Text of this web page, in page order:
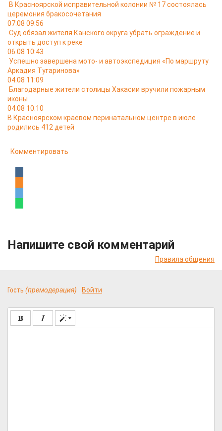
В Красноярской исправительной колонии № 17 состоялась
церемония бракосочетания
07.08 09:56
Суд обязал жителя Канского округа убрать ограждение и
открыть доступ к реке
06.08 10:43
Успешно завершена мото- и автоэкспедиция «По маршруту
Аркадия Тугаринова»
04.08 11:09
Благодарные жители столицы Хакасии вручили пожарным
иконы
04.08 10:10
В Красноярском краевом перинатальном центре в июле
родились 412 детей
Комментировать
Напишите свой комментарий
Правила общения
Гость (премодерация) Войти